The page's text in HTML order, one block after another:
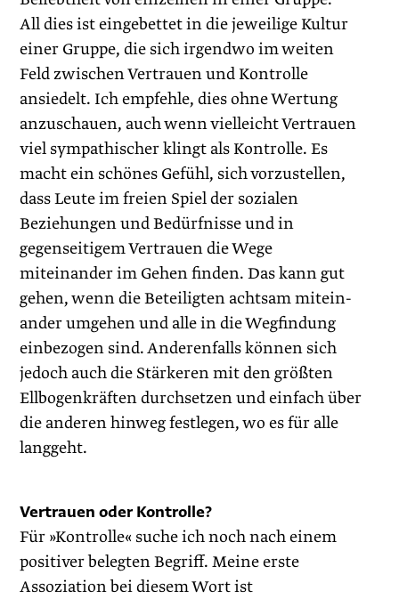
All dies ist eingebettet in die jeweilige Kultur
einer Gruppe, die sich irgendwo im weiten
Feld zwischen Vertrauen und Kontrolle
ansiedelt. Ich empfehle, dies ohne Wertung
anzuschauen, auch wenn vielleicht Vertrauen
viel sympathischer klingt als Kontrolle. Es
macht ein schönes Gefühl, sich vorzustellen,
dass Leute im freien Spiel der sozialen
Beziehungen und Bedürfnisse und in
gegenseitigem Vertrauen die Wege
miteinander im ­Gehen finden. Das kann gut
gehen, wenn die Beteiligten achtsam mitein­
ander umgehen und alle in die Wegfindung
einbezogen sind. Anderenfalls können sich
jedoch auch die Stärkeren mit den größten
Ellbogenkräften durchsetzen und einfach über
die anderen hinweg festlegen, wo es für alle
langgeht.
Vertrauen oder Kontrolle?
Für »Kontrolle« suche ich noch nach einem
positiver belegten ­Begriff. Meine erste
Assoziation bei diesem Wort ist